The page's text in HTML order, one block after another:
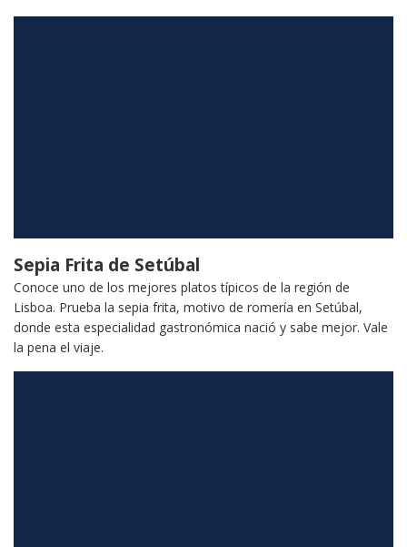
Sepia Frita de Setúbal
Conoce uno de los mejores platos típicos de la región de
Lisboa. Prueba la sepia frita, motivo de romería en Setúbal,
donde esta especialidad gastronómica nació y sabe mejor. Vale
la pena el viaje.